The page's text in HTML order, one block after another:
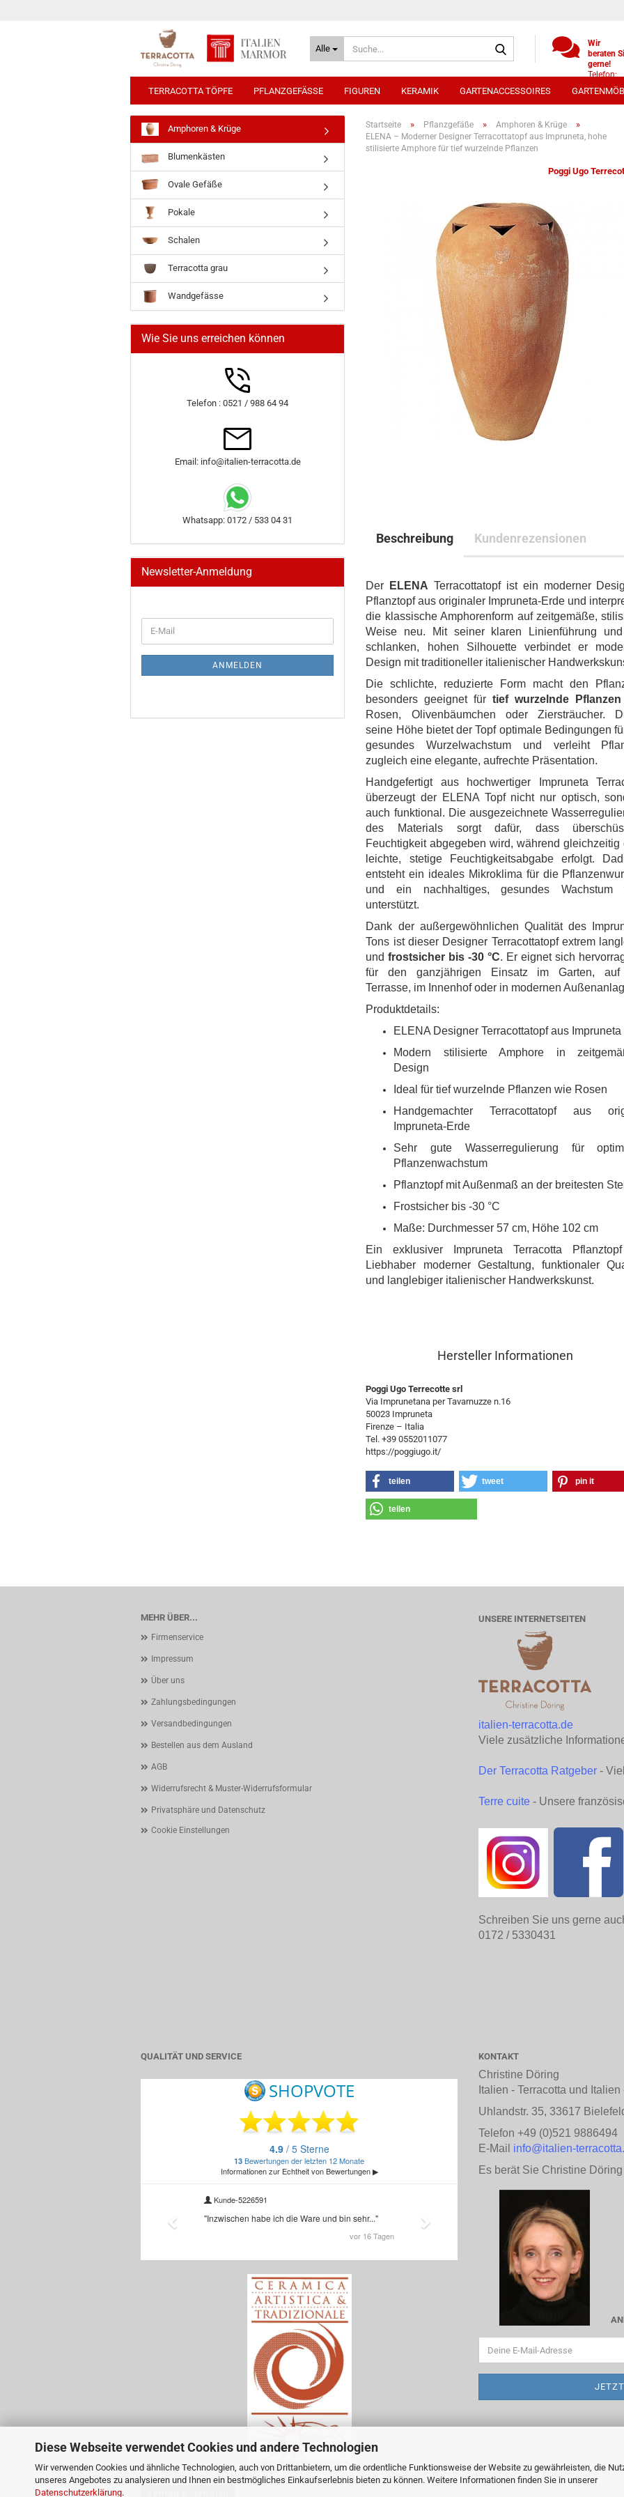
Diese Webseite verwendet Cookies und andere Technologien
Wir verwenden Cookies und ähnliche Technologien, auch von Drittanbietern, um die ordentliche Funktionsweise der Website zu gewährleisten, die
unseres Angebotes zu analysieren und Ihnen ein bestmögliches Einkaufserlebnis bieten zu können. Weitere Informationen finden Sie in unserer
Datenschutzerklärung.
Alle
Wir
beraten
gerne!
Telefon:
(0)521
9886494
5330431
TERRACOTTA TÖPFE PFLANZGEFÄSSE FIGUREN KERAMIK GARTENACCESSOIRES
Startseite » Pflanzgefäße » Amphoren & Krüge »
ELENA – Moderner Designer Terracottatopf aus Impruneta, hohe
stilisierte Amphore für tief wurzelnde Pflanzen
Poggi Ugo
Beschreibung Kundenrezensionen
Der ELENA Terracottatopf ist ein moderner
Pflanztopf aus originaler Impruneta-Erde und
die klassische Amphorenform auf zeitgemäße,
Weise neu. Mit seiner klaren Linienführung
schlanken, hohen Silhouette verbindet er
Design mit traditioneller italienischer
Die schlichte, reduzierte Form macht den
besonders geeignet fürtief wurzelnde Pflanzen
Rosen, Olivenbäumchen oder Ziersträucher.
seine Höhe bietet der Topf optimale Bedingungen
gesundes Wurzelwachstum und verleiht
zugleich eine elegante, aufrechte Präsentation.
Handgefertigt aus hochwertiger Impruneta
überzeugt der ELENA Topf nicht nur optisch,
auch funktional. Die ausgezeichnete
des Materials sorgt dafür, dass
Feuchtigkeit abgegeben wird, während gleichzeitig
leichte, stetige Feuchtigkeitsabgabe erfolgt.
entsteht ein ideales Mikroklima für die
und ein nachhaltiges, gesundes Wachstum
unterstützt.
Dank der außergewöhnlichen Qualität des
Tons ist dieser Designer Terracottatopf extrem
undfrostsicher bis -30 °C. Er eignet sich
für den ganzjährigen Einsatz im Garten,
Terrasse, im Innenhof oder in modernen
Produktdetails:
ELENA Designer Terracottatopf aus Impruneta
Modern stilisierte Amphore in
Design
Ideal für tief wurzelnde Pflanzen wie Rosen
Handgemachter Terracottatopf aus
Impruneta-Erde
Sehr gute Wasserregulierung für
Pflanzenwachstum
Pflanztopf mit Außenmaß an der breitesten
Frostsicher bis -30 °C
Maße: Durchmesser 57 cm, Höhe 102 cm
Ein exklusiver Impruneta Terracotta
Liebhaber moderner Gestaltung, funktionaler
und langlebiger italienischer Handwerkskunst.
Hersteller Informationen
Poggi Ugo Terrecotte srl
Via Imprunetana per Tavarnuzze n.16
50023 Impruneta
Firenze – Italia
Tel. +39 0552011077
https://poggiugo.it/
teilen tweet pin it
teilen
Amphoren & Krüge
Blumenkästen
Ovale Gefäße
Pokale
Schalen
Terracotta grau
Wandgefässe
Wie Sie uns erreichen können
Telefon : 0521 / 988 64 94
Email: info@italien-terracotta.de
Whatsapp: 0172 / 533 04 31
Newsletter-Anmeldung
ZUR
NEWSLETTER-
E-
Mail
ANMELDEN
MEHR ÜBER...
Firmenservice
Impressum
Über uns
Zahlungsbedingungen
Versandbedingungen
Bestellen aus dem Ausland
AGB
Widerrufsrecht & Muster-Widerrufsformular
Privatsphäre und Datenschutz
Cookie Einstellungen
UNSERE INTERNETSEITEN
italien-terracotta.de
Viele zusätzliche
Der Terracotta Ratgeber -
Terre cuite - Unsere
Schreiben Sie uns gerne
0172 / 5330431
QUALITÄT UND SERVICE KONTAKT
Christine Döring
Italien - Terracotta und Italien
Uhlandstr. 35, 33617
Telefon +49 (0)521 9886494
E-Mail info@italien-
Es berät Sie Christine Döring